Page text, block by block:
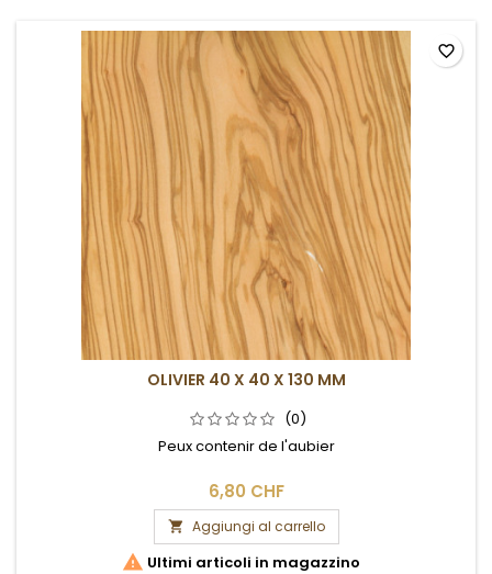
OLIVIER 40 X 40 X 130 MM
(0)
Peux contenir de l'aubier
6,80 CHF
 Aggiungi al carrello
 Ultimi articoli in magazzino
favorite_border